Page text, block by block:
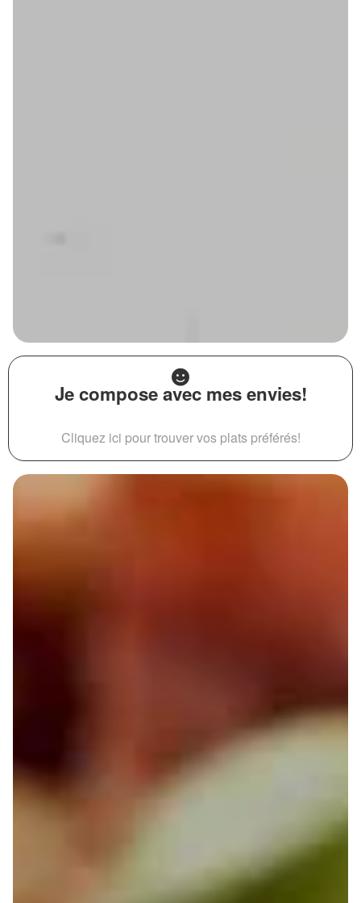
Je compose avec mes envies!
Cliquez ici pour trouver vos plats préférés!